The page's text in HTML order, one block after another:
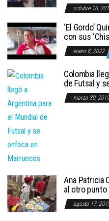
octubre 16,
‘El Gordo’
con sus
enero 8, 2022
Colombia
de Futsal y
marzo 30,
Ana Patricia
al otro punto
agosto 17,